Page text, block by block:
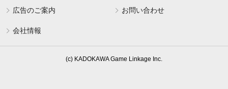
広告のご案内 お問い合わせ
会社情報
(c) KADOKAWA Game Linkage Inc.